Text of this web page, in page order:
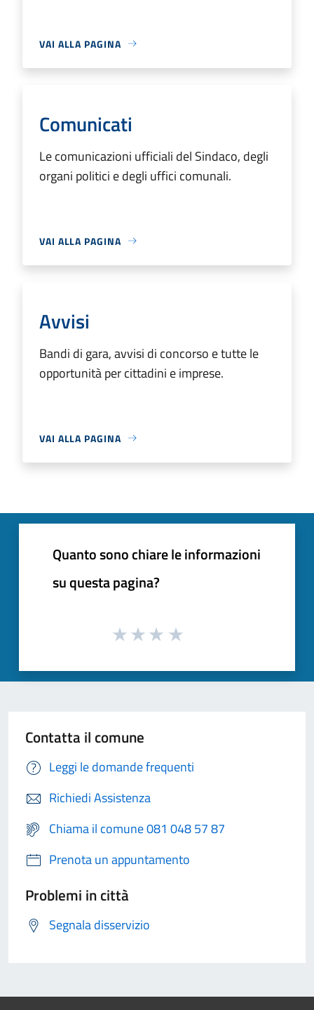
VAI ALLA PAGINA
Comunicati
Le comunicazioni ufficiali del Sindaco, degli
organi politici e degli uffici comunali.
VAI ALLA PAGINA
Avvisi
Bandi di gara, avvisi di concorso e tutte le
opportunità per cittadini e imprese.
VAI ALLA PAGINA
Quanto sono chiare le informazioni
su questa pagina?
Contatta il comune
Leggi le domande frequenti
Richiedi Assistenza
Chiama il comune 081 048 57 87
Prenota un appuntamento
Problemi in città
Segnala disservizio